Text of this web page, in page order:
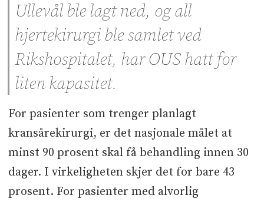
Ullevål ble lagt ned, og all
hjertekirurgi ble samlet ved
Rikshospitalet, har OUS hatt for
liten kapasitet.
For pasienter som trenger planlagt
kransårekirurgi, er det nasjonale målet at
minst 90 prosent skal få behandling innen 30
dager. I virkeligheten skjer det for bare 43
prosent. For pasienter med alvorlig